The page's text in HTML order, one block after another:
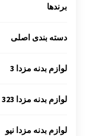
برندها
دسته بندی اصلی
لوازم بدنه مزدا 3
لوازم بدنه مزدا 323
لوازم بدنه مزدا نیو